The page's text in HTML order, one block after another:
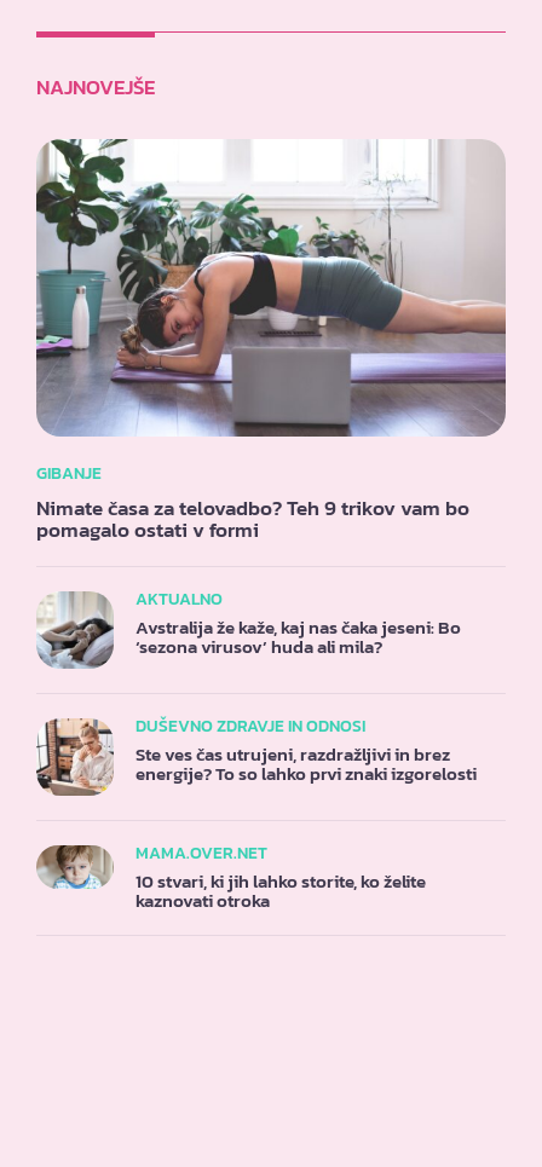
NAJNOVEJŠE
GIBANJE
Nimate časa za telovadbo? Teh 9 trikov vam bo
pomagalo ostati v formi
AKTUALNO
Avstralija že kaže, kaj nas čaka jeseni: Bo
‘sezona virusov’ huda ali mila?
DUŠEVNO ZDRAVJE IN ODNOSI
Ste ves čas utrujeni, razdražljivi in brez
energije? To so lahko prvi znaki izgorelosti
MAMA.OVER.NET
10 stvari, ki jih lahko storite, ko želite
kaznovati otroka